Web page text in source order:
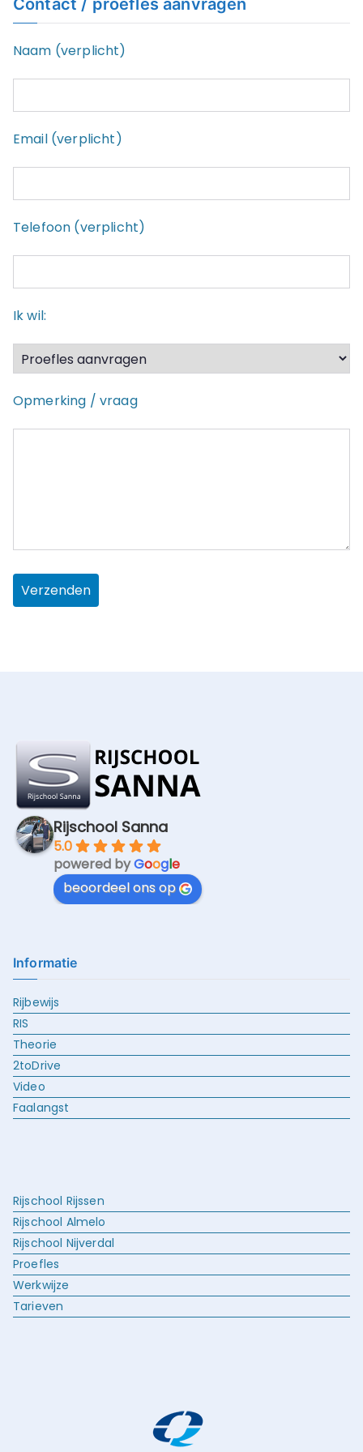
Naam (verplicht)
Email (verplicht)
Telefoon (verplicht)
Ik wil:
Opmerking / vraag
Rijschool Sanna
5.0
powered byGoogle
beoordeel ons op
Informatie
Rijbewijs
RIS
Theorie
2toDrive
Video
Faalangst
Rijschool Rijssen
Rijschool Almelo
Rijschool Nijverdal
Proefles
Werkwijze
Tarieven